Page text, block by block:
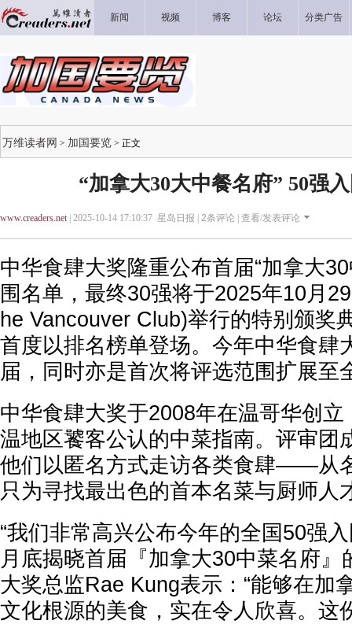
新闻 视频 博客 论坛 分类广告
万维读者网 > 加国要览 > 正文
“加拿大30大中餐名府” 50强
www.creaders.net| 2025-10-14 17:10:37 星岛日报 | 2条评论 | 查看/发表评论
中华食肆大奖隆重公布首届“加拿大
围名单，最终30强将于2025年10月
he Vancouver Club)举行的特别颁奖
首度以排名榜单登场。今年中华食肆
届，同时亦是首次将评选范围扩展至
中华食肆大奖于2008年在温哥华创
温地区饕客公认的中菜指南。评审团
他们以匿名方式走访各类食肆——
只为寻找最出色的首本名菜与厨师人
“我们非常高兴公布今年的全国50强
月底揭晓首届『加拿大30中菜名府』
大奖总监Rae Kung表示：“能够在加
文化根源的美食，实在令人欣喜。这